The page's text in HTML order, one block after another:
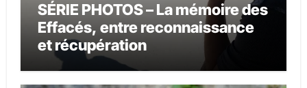
SÉRIE PHOTOS – La mémoire des
Effacés, entre reconnaissance
et récupération